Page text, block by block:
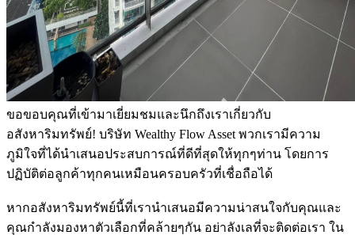
ขอขอบคุณที่เข้ามาเยี่ยมชมและนึกถึงเราเกี่ยวกับ
อสังหาริมทรัพย์! บริษัท Wealthy Flow Asset พวกเรามีความ
ภูมิใจที่ได้นำเสนอประสบการณ์ที่ดีที่สุดให้ทุกๆท่าน โดยการ
ปฏิบัติต่อลูกค้าทุกคนเหมือนครอบครัวที่เชื่อถือได้
หากอสังหาริมทรัพย์นี้ที่เรานำเสนอมีความน่าสนใจกับคุณและ
คุณกำลังมองหาตัวเลือกที่คล้ายๆกัน อย่าลังเลที่จะติดต่อเรา ใน